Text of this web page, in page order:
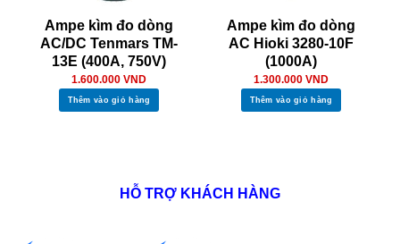
Ampe kìm đo dòng
AC/DC Tenmars TM-
13E (400A, 750V)
1.600.000 VND
Thêm vào giỏ hàng
Ampe kìm đo dòng
AC Hioki 3280-10F
(1000A)
1.300.000 VND
Thêm vào giỏ hàng
HỖ TRỢ KHÁCH HÀNG